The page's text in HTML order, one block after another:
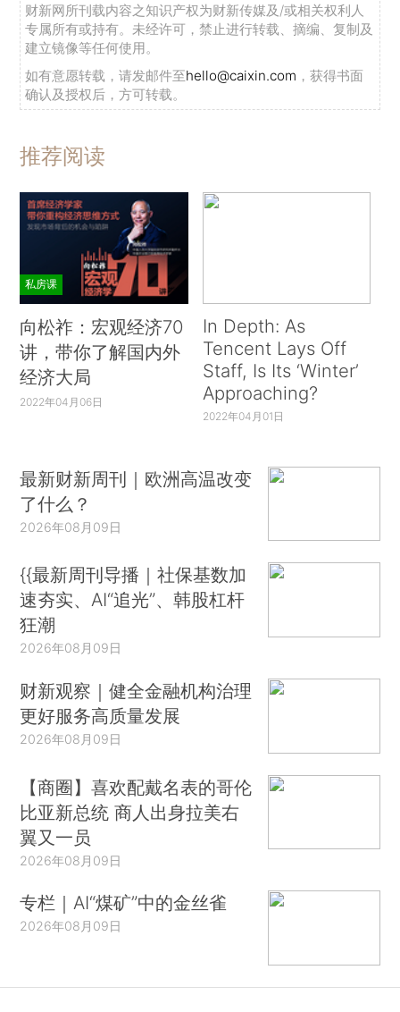
财新网所刊载内容之知识产权为财新传媒及/或相关权利人
专属所有或持有。未经许可，禁止进行转载、摘编、复制及
建立镜像等任何使用。
如有意愿转载，请发邮件至hello@caixin.com ，获得书面
确认及授权后，方可转载。
推荐阅读
私房课
向松祚：宏观经济70
讲，带你了解国内外
经济大局
2022年04月06日
In Depth: As
Tencent Lays Off
Staff, Is Its ‘Winter’
Approaching?
2022年04月01日
最新财新周刊｜欧洲高温改变
了什么？
2026年08月09日
{{最新周刊导播｜社保基数加
速夯实、AI“追光”、韩股杠杆
狂潮
2026年08月09日
财新观察｜健全金融机构治理
更好服务高质量发展
2026年08月09日
【商圈】喜欢配戴名表的哥伦
比亚新总统 商人出身拉美右
翼又一员
2026年08月09日
专栏｜AI“煤矿”中的金丝雀
2026年08月09日